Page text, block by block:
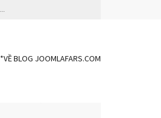
*VỀ BLOG JOOMLAFARS.COM